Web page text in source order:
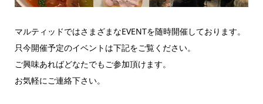
マルティッドではさまざまなEVENTを随時開催しております。
只今開催予定のイベントは下記をご覧ください。
ご興味あればどなたでもご参加頂けます。
お気軽にご連絡下さい。